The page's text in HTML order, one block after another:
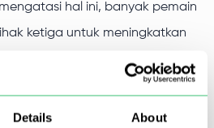
Details About
hal ini, banyak pemain
ketiga untuk meningkatkan